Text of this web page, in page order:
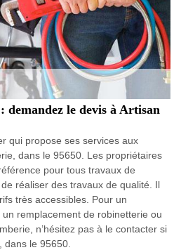
demandez le devis à Artisan
qui propose ses services aux
dans le 95650. Les propriétaires
pour tous travaux de
réaliser des travaux de qualité. Il
très accessibles. Pour un
remplacement de robinetterie ou
n’hésitez pas à le contacter si
dans le 95650.